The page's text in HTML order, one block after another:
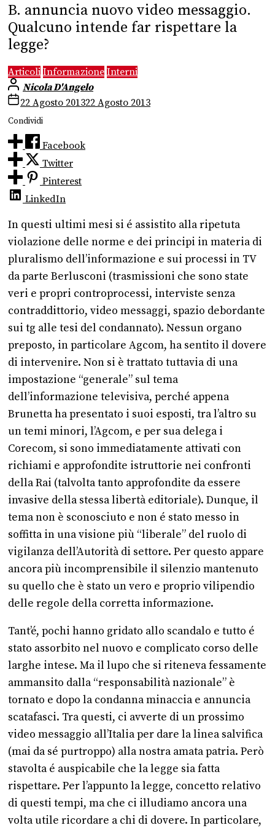
B. annuncia nuovo video messaggio.
Qualcuno intende far rispettare la
legge?
Articoli Informazione Interni
Nicola D'Angelo
22 Agosto 201322 Agosto 2013
Condividi
Facebook
Twitter
Pinterest
LinkedIn
In questi ultimi mesi si é assistito alla ripetuta
violazione delle norme e dei principi in materia di
pluralismo dell’informazione e sui processi in TV
da parte Berlusconi (trasmissioni che sono state
veri e propri controprocessi, interviste senza
contraddittorio, video messaggi, spazio debordante
sui tg alle tesi del condannato). Nessun organo
preposto, in particolare Agcom, ha sentito il dovere
di intervenire. Non si è trattato tuttavia di una
impostazione “generale” sul tema
dell’informazione televisiva, perché appena
Brunetta ha presentato i suoi esposti, tra l’altro su
un temi minori, l’Agcom, e per sua delega i
Corecom, si sono immediatamente attivati con
richiami e approfondite istruttorie nei confronti
della Rai (talvolta tanto approfondite da essere
invasive della stessa libertà editoriale). Dunque, il
tema non è sconosciuto e non é stato messo in
soffitta in una visione più “liberale” del ruolo di
vigilanza dell’Autorità di settore. Per questo appare
ancora più incomprensibile il silenzio mantenuto
su quello che è stato un vero e proprio vilipendio
delle regole della corretta informazione.
Tant’é, pochi hanno gridato allo scandalo e tutto é
stato assorbito nel nuovo e complicato corso delle
larghe intese. Ma il lupo che si riteneva fessamente
ammansito dalla “responsabilità nazionale” è
tornato e dopo la condanna minaccia e annuncia
scatafasci. Tra questi, ci avverte di un prossimo
video messaggio all’Italia per dare la linea salvifica
(mai da sé purtroppo) alla nostra amata patria. Però
stavolta é auspicabile che la legge sia fatta
rispettare. Per l’appunto la legge, concetto relativo
di questi tempi, ma che ci illudiamo ancora una
volta utile ricordare a chi di dovere. In particolare,